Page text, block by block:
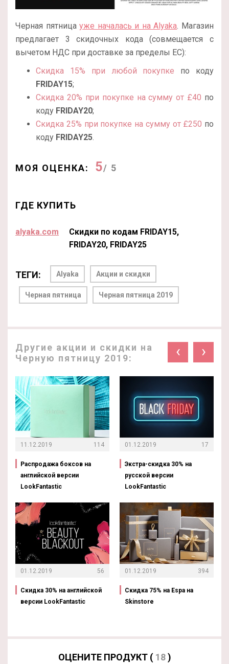
Черная пятницауже началась и на Alyaka. Магазин
предлагает 3 скидочных кода (совмещается с
вычетом НДС при доставке за пределы ЕС):
Скидка 15% при любой покупке по коду
FRIDAY15;
Скидка 20% при покупке на сумму от £40 по
коду FRIDAY20;
Скидка 25% при покупке на сумму от £250 по
коду FRIDAY25.
МОЯ ОЦЕНКА: 5/ 5
ГДЕ КУПИТЬ
alyaka.com
Скидки по кодам FRIDAY15,
FRIDAY20, FRIDAY25
ТЕГИ: Alyaka Акции и скидки
Черная пятница Черная пятница 2019
Другие акции и скидки на
Черную пятницу 2019:
‹ ›
11.12.2019 114
Распродажа боксов на
английской версии
LookFantastic
01.12.2019 56
Скидка 30% на английской
версии LookFantastic
01.12.2019 17
Экстра-скидка 30% на
русской версии
LookFantastic
01.12.2019 394
Скидка 75% на Espa на
Skinstore
ОЦЕНИТЕ ПРОДУКТ ( 18)